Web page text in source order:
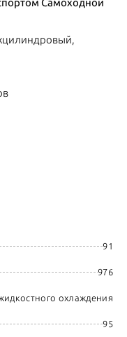
Самоходной
91
976
охлаждения
95